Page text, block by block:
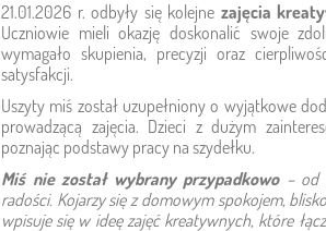
21.01.2026 r. odbyły się kolejne zajęcia
Uczniowie mieli okazję doskonalić swoje
wymagało skupienia, precyzji oraz
satysfakcji.
Uszyty miś został uzupełniony o wyjątkowe
prowadzącą zajęcia. Dzieci z dużym
poznając podstawy pracy na szydełku.
Miś nie został wybrany przypadkowo– od
radości. Kojarzy się z domowym spokojem,
wpisuje się w ideę zajęć kreatywnych, które